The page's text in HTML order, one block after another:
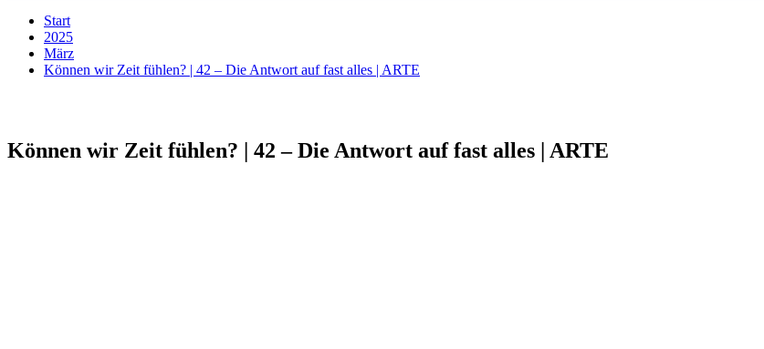
Start
2025
März
Können wir Zeit fühlen? | 42 – Die Antwort auf fast alles | ARTE
Können wir Zeit fühlen? | 42 – Die Antwort auf fast alles | ARTE